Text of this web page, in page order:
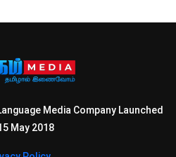
Media Company Launched
May 2018